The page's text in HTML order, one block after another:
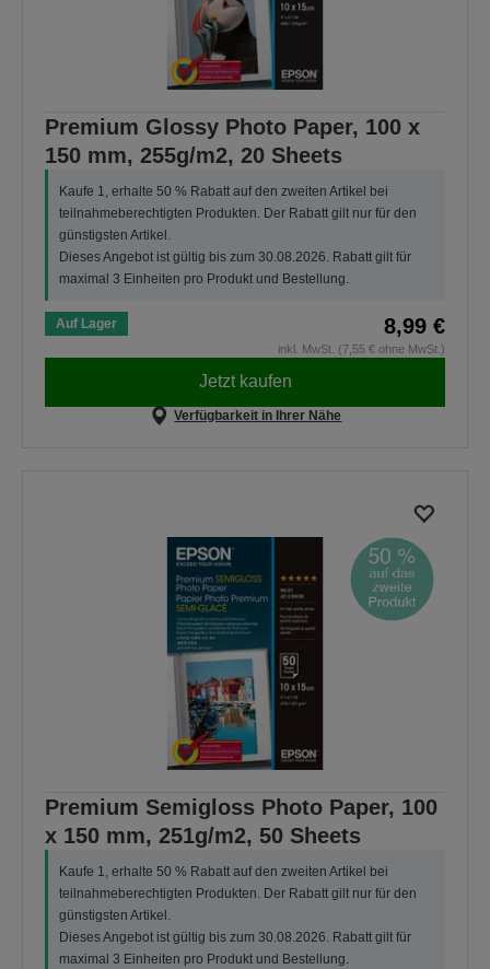
Premium Glossy Photo Paper, 100 x
150 mm, 255g/m2, 20 Sheets
Kaufe 1, erhalte 50 % Rabatt auf den zweiten Artikel bei
teilnahmeberechtigten Produkten. Der Rabatt gilt nur für den
günstigsten Artikel.
Dieses Angebot ist gültig bis zum 30.08.2026. Rabatt gilt für
maximal 3 Einheiten pro Produkt und Bestellung.
Auf Lager 8,99 €
inkl. MwSt. (7,55 € ohne MwSt.)
Jetzt kaufen
Verfügbarkeit in Ihrer Nähe
Premium Semigloss Photo Paper, 100
x 150 mm, 251g/m2, 50 Sheets
Kaufe 1, erhalte 50 % Rabatt auf den zweiten Artikel bei
teilnahmeberechtigten Produkten. Der Rabatt gilt nur für den
günstigsten Artikel.
Dieses Angebot ist gültig bis zum 30.08.2026. Rabatt gilt für
maximal 3 Einheiten pro Produkt und Bestellung.